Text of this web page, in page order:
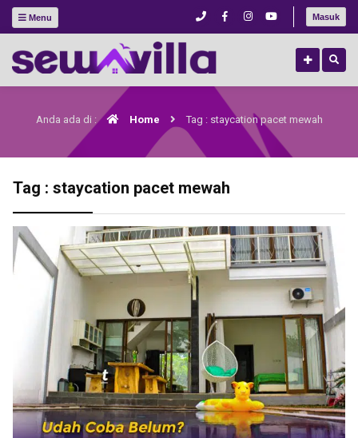
Menu Masuk
Anda ada di : Home Tag : staycation pacet mewah
Tag : staycation pacet mewah